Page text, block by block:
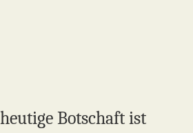
Botschaft ist